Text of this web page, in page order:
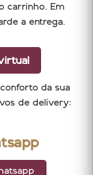
carrinho. Em
a entrega.
da sua
de delivery: